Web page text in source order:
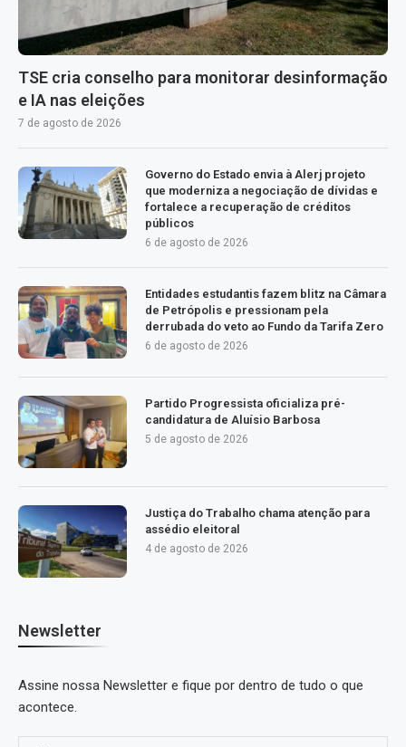
TSE cria conselho para monitorar desinformação
e IA nas eleições
7 de agosto de 2026
Governo do Estado envia à Alerj projeto
que moderniza a negociação de dívidas e
fortalece a recuperação de créditos
públicos
6 de agosto de 2026
Entidades estudantis fazem blitz na Câmara
de Petrópolis e pressionam pela
derrubada do veto ao Fundo da Tarifa Zero
6 de agosto de 2026
Partido Progressista oficializa pré-
candidatura de Aluísio Barbosa
5 de agosto de 2026
Justiça do Trabalho chama atenção para
assédio eleitoral
4 de agosto de 2026
Newsletter
Assine nossa Newsletter e fique por dentro de tudo o que
acontece.